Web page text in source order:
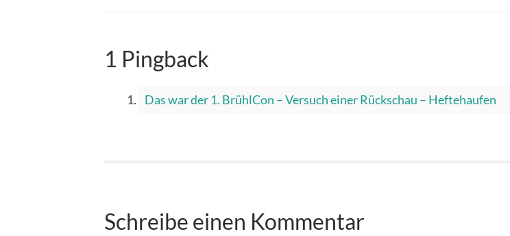
1 Pingback
Das war der 1. BrühlCon – Versuch einer Rückschau – Heftehaufen
Schreibe einen Kommentar